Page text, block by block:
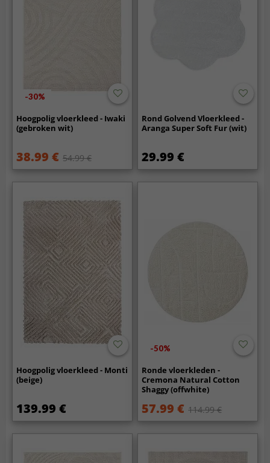
-30%
Hoogpolig vloerkleed - Iwaki
(gebroken wit)
38.99 € 54.99 €
Rond Golvend Vloerkleed -
Aranga Super Soft Fur (wit)
29.99 €
Hoogpolig vloerkleed - Monti
(beige)
139.99 €
-50%
Ronde vloerkleden -
Cremona Natural Cotton
Shaggy (offwhite)
57.99 € 114.99 €